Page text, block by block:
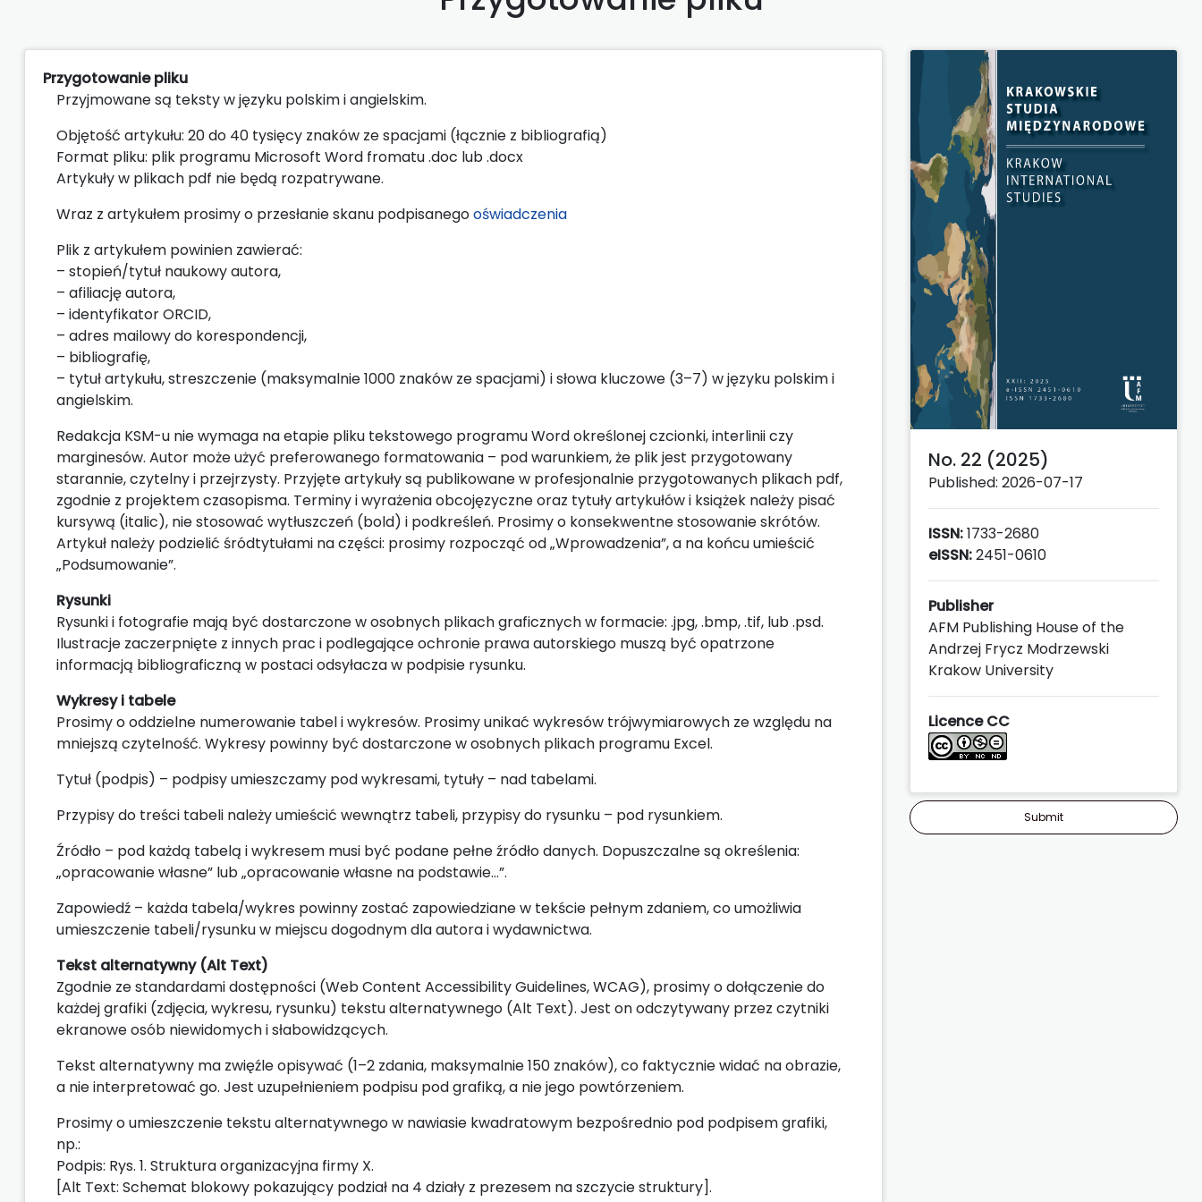
Przygotowanie pliku
Przyjmowane są teksty w języku polskim i angielskim.
Objętość artykułu: 20 do 40 tysięcy znaków ze spacjami (łącznie z bibliografią)
Format pliku: plik programu Microsoft Word fromatu .doc lub .docx
Artykuły w plikach pdf nie będą rozpatrywane.
Wraz z artykułem prosimy o przesłanie skanu podpisanegooświadczenia
Plik z artykułem powinien zawierać:
– stopień/tytuł naukowy autora,
– afiliację autora,
– identyfikator ORCID,
– adres mailowy do korespondencji,
– bibliografię,
– tytuł artykułu, streszczenie (maksymalnie 1000 znaków ze spacjami) i słowa kluczowe (3–7) w języku polskim i
angielskim.
Redakcja KSM-u nie wymaga na etapie pliku tekstowego programu Word określonej czcionki, interlinii czy
marginesów. Autor może użyć preferowanego formatowania – pod warunkiem, że plik jest przygotowany
starannie, czytelny i przejrzysty. Przyjęte artykuły są publikowane w profesjonalnie przygotowanych plikach pdf,
zgodnie z projektem czasopisma. Terminy i wyrażenia obcojęzyczne oraz tytuły artykułów i książek należy pisać
kursywą (italic), nie stosować wytłuszczeń (bold) i podkreśleń. Prosimy o konsekwentne stosowanie skrótów.
Artykuł należy podzielić śródtytułami na części: prosimy rozpocząć od „Wprowadzenia”, a na końcu umieścić
„Podsumowanie”.
Rysunki
Rysunki i fotografie mają być dostarczone w osobnych plikach graficznych w formacie: .jpg, .bmp, .tif, lub .psd.
Ilustracje zaczerpnięte z innych prac i podlegające ochronie prawa autorskiego muszą być opatrzone
informacją bibliograficzną w postaci odsyłacza w podpisie rysunku.
Wykresy i tabele
Prosimy o oddzielne numerowanie tabel i wykresów. Prosimy unikać wykresów trójwymiarowych ze względu na
mniejszą czytelność. Wykresy powinny być dostarczone w osobnych plikach programu Excel.
Tytuł (podpis) – podpisy umieszczamy pod wykresami, tytuły – nad tabelami.
Przypisy do treści tabeli należy umieścić wewnątrz tabeli, przypisy do rysunku – pod rysunkiem.
Źródło – pod każdą tabelą i wykresem musi być podane pełne źródło danych. Dopuszczalne są określenia:
„opracowanie własne” lub „opracowanie własne na podstawie…”.
Zapowiedź – każda tabela/wykres powinny zostać zapowiedziane w tekście pełnym zdaniem, co umożliwia
umieszczenie tabeli/rysunku w miejscu dogodnym dla autora i wydawnictwa.
Tekst alternatywny (Alt Text)
Zgodnie ze standardami dostępności (Web Content Accessibility Guidelines, WCAG), prosimy o dołączenie do
każdej grafiki (zdjęcia, wykresu, rysunku) tekstu alternatywnego (Alt Text). Jest on odczytywany przez czytniki
ekranowe osób niewidomych i słabowidzących.
Tekst alternatywny ma zwięźle opisywać (1–2 zdania, maksymalnie 150 znaków), co faktycznie widać na obrazie,
a nie interpretować go. Jest uzupełnieniem podpisu pod grafiką, a nie jego powtórzeniem.
Prosimy o umieszczenie tekstu alternatywnego w nawiasie kwadratowym bezpośrednio pod podpisem grafiki,
np.:
Podpis: Rys. 1. Struktura organizacyjna firmy X.
[Alt Text: Schemat blokowy pokazujący podział na 4 działy z prezesem na szczycie struktury].
No. 22 (2025)
Published: 2026-07-17
ISSN:1733-2680
eISSN:2451-0610
Publisher
AFM Publishing House of the
Andrzej Frycz Modrzewski
Krakow University
Licence CC
Submit